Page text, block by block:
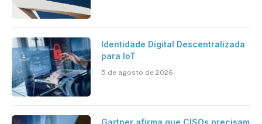
Identidade Digital Descentralizada
para IoT
5 de agosto de 2026